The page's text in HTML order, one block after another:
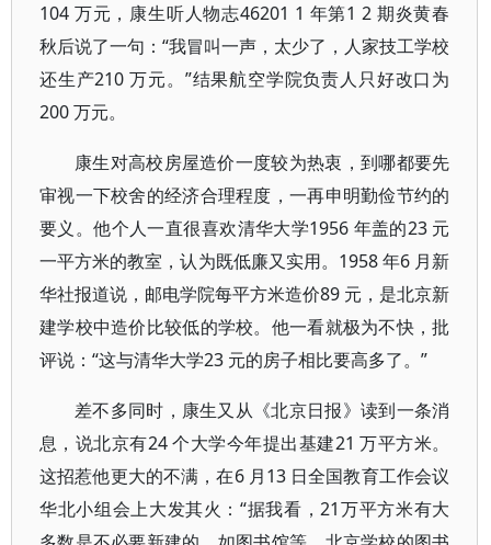
104 万元，康生听人物志46201 1 年第1 2 期炎黄春
秋后说了一句：“我冒叫一声，太少了，人家技工学校
还生产210 万元。”结果航空学院负责人只好改口为
200 万元。
康生对高校房屋造价一度较为热衷，到哪都要先
审视一下校舍的经济合理程度，一再申明勤俭节约的
要义。他个人一直很喜欢清华大学1956 年盖的23 元
一平方米的教室，认为既低廉又实用。1958 年6 月新
华社报道说，邮电学院每平方米造价89 元，是北京新
建学校中造价比较低的学校。他一看就极为不快，批
评说：“这与清华大学23 元的房子相比要高多了。”
差不多同时，康生又从《北京日报》读到一条消
息，说北京有24 个大学今年提出基建21 万平方米。
这招惹他更大的不满，在6 月13 日全国教育工作会议
华北小组会上大发其火：“据我看，21万平方米有大